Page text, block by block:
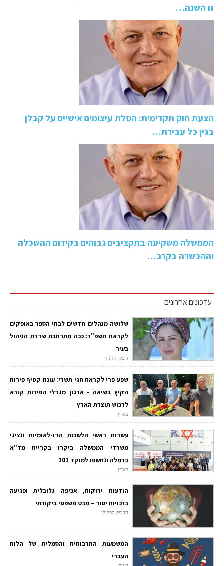
זו השנה…
הצעת חוק תקדימית: הטלת עיצומים אישיים על קבלן
בגין כל עבירת…
הממשלה משקיעה בתקציבים גבוהים בקידום ההשכלה
וההכשרה בקרב…
עדכונים אחרונים
שלושה מנהלים חדשים לבתי הספר באופקים
לקראת תשפ"ז: ככה מתרחבת שדרת הניהול
בעיר
דופק החינוך
שפע פרי לקראת חגי תשרי: עונת קטיף פירות
הקיץ בשיאה - ארגון מגדלי הפירות קורא
לרכוש תוצרת הארץ
בארץ
עשרות ראשי הלשכות הדו-לאומיות ונציגי
משרדי הממשלה ביקרו בקריית מד"א
ברמלה ונחשפו למוקד 101
בארץ
הודעות ירוקות, אכיפה גלובלית ופגיעה
בזכויות יסוד – מבט משפטי ביקורתי
הדופק הפלילי
המשמעות התרבותית והסמלית של הלוח
העברי